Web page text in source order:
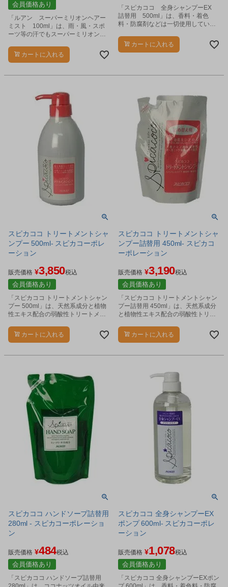
会員価格あり
「ルアン スーパーミリオンヘアー
ミスト 100ml」は、雨・風・スポ
ーツ等の汗でもスーパーミリオンヘ
す。
カートに入れる
「スピカココ 全身シャンプーEX
詰替用 500ml」は、香料・着色
料・防腐剤などは一切使用していな
カートに入れる
スピカココ トリートメントシャ
ンプー 500ml- スピカコーポレ
ーション
販売価格 ¥3,850税込
会員価格あり
「スピカココ トリートメントシャン
プー 500ml」は、天然系成分と植物
性エキス配合の弱酸性トリートメン
カートに入れる
スピカココ トリートメントシャ
ンプー詰替用 450ml- スピカコ
ーポレーション
販売価格 ¥3,190税込
会員価格あり
「スピカココ トリートメントシャン
プー詰替用 450ml」は、天然系成分
と植物性エキス配合の弱酸性トリー
カートに入れる
スピカココ ハンドソープ詰替用
280ml - スピカコーポレーショ
ン
販売価格 ¥484税込
会員価格あり
「スピカココ ハンドソープ詰替用
スピカココ 全身シャンプーEX
ポンプ 600ml- スピカコーポレ
ーション
販売価格 ¥1,078税込
会員価格あり
「スピカココ 全身シャンプーEXポン